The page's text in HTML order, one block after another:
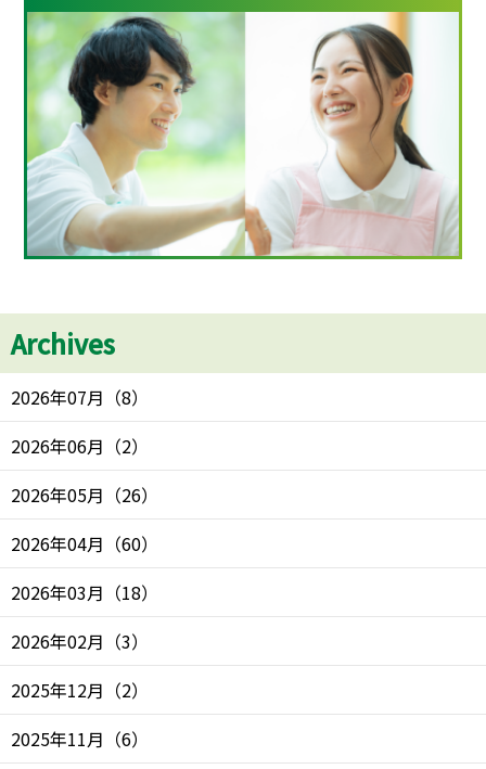
Archives
2026年07月 （8）
2026年06月 （2）
2026年05月 （26）
2026年04月 （60）
2026年03月 （18）
2026年02月 （3）
2025年12月 （2）
2025年11月 （6）